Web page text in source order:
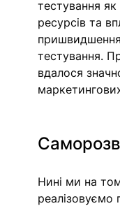
тестування як
ресурсів та
пришвидшення
тестування.
вдалося
Нині ми на
реалізовуємо